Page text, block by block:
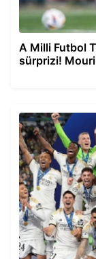
A Milli Futbol
sürprizi!